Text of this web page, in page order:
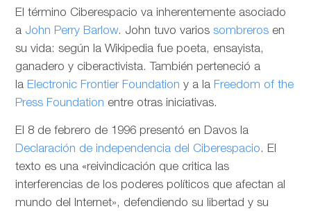
El término Ciberespacio va inherentemente asociado
a John Perry Barlow. John tuvo variossombreros en
su vida: según la Wikipedia fue poeta, ensayista,
ganadero y ciberactivista. También perteneció a
la Electronic Frontier Foundation y a la Freedom of the
Press Foundation entre otras iniciativas.
El 8 de febrero de 1996 presentó en Davos la
Declaración de independencia del Ciberespacio. El
texto es una «reivindicación que critica las
interferencias de los poderes políticos que afectan al
mundo del Internet», defendiendo su libertad y su